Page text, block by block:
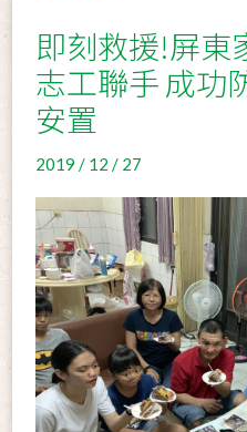
即刻救援!屏東
志工聯手 成功
安置
2019 / 12 / 27